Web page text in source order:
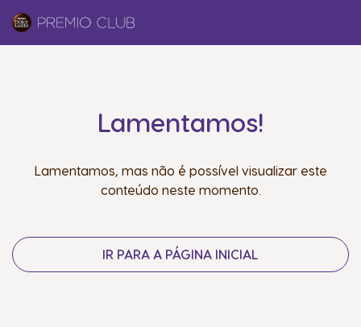
Lamentamos!
Lamentamos, mas não é possível visualizar este
conteúdo neste momento.
IR PARA A PÁGINA INICIAL